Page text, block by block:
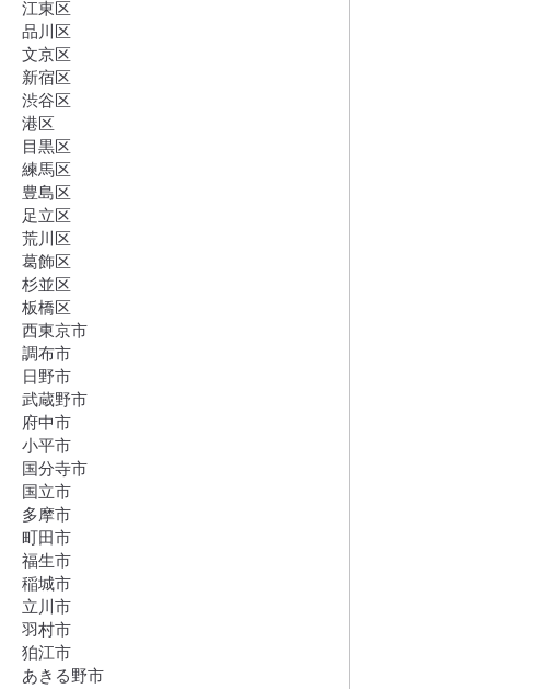
江東区
品川区
文京区
新宿区
渋谷区
港区
目黒区
練馬区
豊島区
足立区
荒川区
葛飾区
杉並区
板橋区
西東京市
調布市
日野市
武蔵野市
府中市
小平市
国分寺市
国立市
多摩市
町田市
福生市
稲城市
立川市
羽村市
狛江市
あきる野市